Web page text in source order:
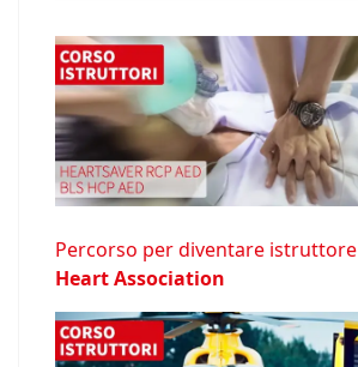
Percorso per diventare istruttore
Heart Association